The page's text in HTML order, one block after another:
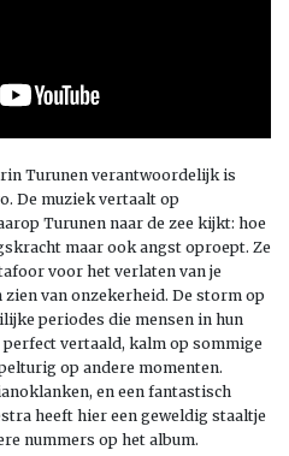
Turunen verantwoordelijk is
De muziek vertaalt op
Turunen naar de zee kijkt: hoe
maar ook angst oproept. Ze
voor het verlaten van je
van onzekerheid. De storm op
periodes die mensen in hun
vertaald, kalm op sommige
op andere momenten.
en een fantastisch
heeft hier een geweldig staaltje
nummers op het album.